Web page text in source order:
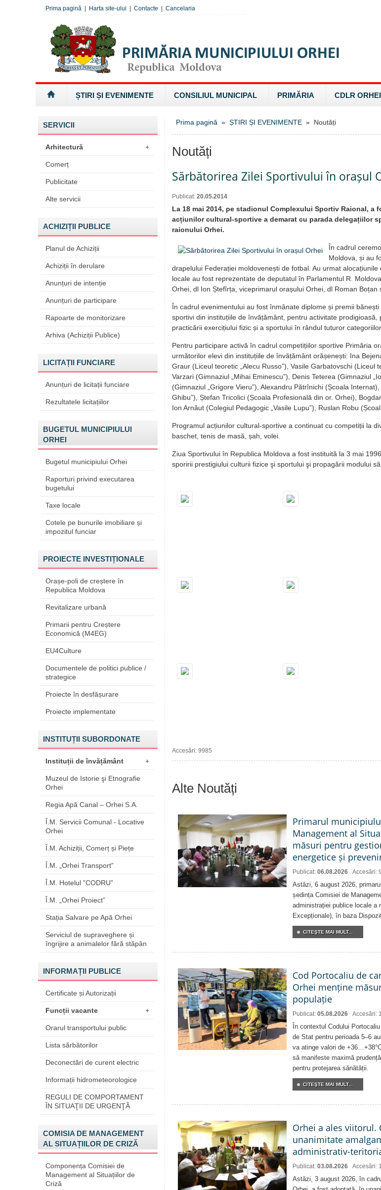
Prima pagină Harta site-ului Contacte Cancelaria
ȘTIRI ȘI EVENIMENTE CONSILIUL MUNICIPAL PRIMĂRIA CDLR ORHEI
SERVICII
Arhitectură +
Comerț
Publicitate
Alte servicii
ACHIZIȚII PUBLICE
Planul de Achiziții
Achiziții în derulare
Anunțuri de intenție
Anunțuri de participare
Rapoarte de monitorizare
Arhiva (Achiziții Publice)
LICITAȚII FUNCIARE
Anunțuri de licitații funciare
Rezultatele licitațiilor
BUGETUL MUNICIPIULUI
ORHEI
Bugetul municipiului Orhei
Raporturi privind executarea
bugetului
Taxe locale
Cotele pe bunurile imobiliare și
impozitul funciar
PROIECTE INVESTIȚIONALE
Orașe-poli de creștere în
Republica Moldova
Revitalizare urbană
Primarii pentru Creștere
Economică (M4EG)
EU4Culture
Documentele de politici publice /
strategice
Proiecte în desfășurare
Proiecte implementate
INSTITUȚII SUBORDONATE
Instituții de învățământ +
Muzeul de Istorie şi Etnografie
Orhei
Regia Apă Canal – Orhei S.A.
Î.M. Servicii Comunal - Locative
Orhei
Î.M. Achiziții, Comerț și Piețe
Î.M. „Orhei Transport”
Î.M. Hotelul ”CODRU”
Î.M. „Orhei Proiect”
Stația Salvare pe Apă Orhei
Serviciul de supraveghere și
îngrijire a animalelor fără stăpân
INFORMAȚII PUBLICE
Certificate și Autorizații
Funcții vacante +
Orarul transportului public
Lista sărbătorilor
Deconectări de curent electric
Informații hidrometeorologice
REGULI DE COMPORTAMENT
ÎN SITUAŢII DE URGENŢĂ
COMISIA DE MANAGEMENT
AL SITUAȚIILOR DE CRIZĂ
Componența Comisiei de
Management al Situațiilor de
Criză
Prima pagină » ȘTIRI ȘI EVENIMENTE » Noutăți
Noutăți
Sărbătorirea Zilei Sportivului în orașul
Publicat: 20.05.2014
La 18 mai 2014, pe stadionul Complexului Sportiv Raional, a
acțiunilor cultural-sportive a demarat cu parada delegațiilor
raionului Orhei.
În cadrul
Moldova, și au
drapelului Federației moldovenești de fotbal. Au urmat
locale au fost reprezentate de deputatul în Parlamentul R.
Orhei, dl Ion Ștefîrța, viceprimarul orașului Orhei, dl Roman Boțan
În cadrul evenimentului au fost înmânate diplome și premii
sportivi din instituțiile de învățământ, pentru activitate
practicării exercițiului fizic și a sportului în rândul tuturor
Pentru participare activă în cadrul competițiilor sportive Primăria
următorilor elevi din instituțiile de învățământ orășenești: Ina
Graur (Liceul teoretic „Alecu Russo”), Vasile Garbatovschi (Liceul
Varzari (Gimnaziul „Mihai Eminescu”), Denis Teterea (Gimnaziul
(Gimnaziul „Grigore Vieru”), Alexandru Pătrînichi (Școala
Ghibu”), Ștefan Tricolici (Școala Profesională din or. Orhei),
Ion Arnăut (Colegiul Pedagogic „Vasile Lupu”), Ruslan Robu
Programul acțiunilor cultural-sportive a continuat cu competiții la
baschet, tenis de masă, șah, volei.
Ziua Sportivului în Republica Moldova a fost instituită la 3 mai
sporirii prestigiului culturii fizice şi sportului şi propagării modului
Accesări: 9985
Alte Noutăți
Primarul
Management al
măsuri pentru
energetice și
Publicat: 06.08.2026 Accesări:
Astăzi, 6 august 2026,
ședința Comisiei de
administrației publice locale a
Excepționale), în baza
CITEŞTE MAI MULT...
Cod Portocaliu de
Orhei menține
populație
Publicat: 05.08.2026 Accesări:
În contextul Codului
de Stat pentru perioada 5–6
va atinge valori de
să manifeste maximă
pentru protejarea sănătății.
CITEŞTE MAI MULT...
Orhei a ales
unanimitate
administrativ-
Publicat: 03.08.2026 Accesări:
Astăzi, 3 august 2026, în